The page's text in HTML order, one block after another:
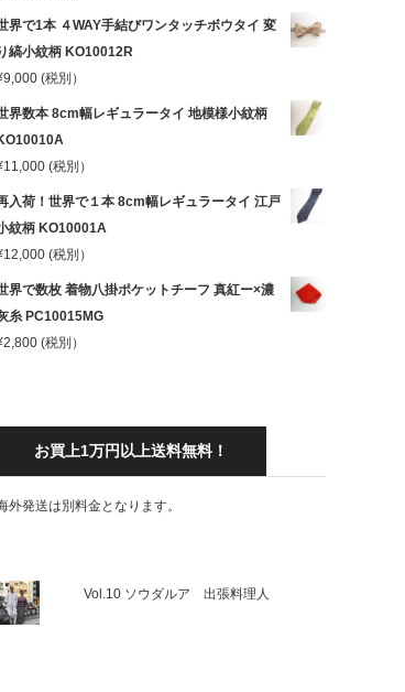
界で1本 ４WAY手結びワンタッチボウタイ 変
縞小紋柄 KO10012R
9,000 (税別）
界数本 8cm幅レギュラータイ 地模様小紋柄
11,000 (税別）
入荷！世界で１本 8cm幅レギュラータイ 江戸
紋柄 KO10001A
12,000 (税別）
界で数枚 着物八掛ポケットチーフ 真紅ー×濃
糸 PC10015MG
2,800 (税別）
お買上1万円以上送料無料！
外発送は別料金となります。
Vol.10 ソウダルア 出張料理人